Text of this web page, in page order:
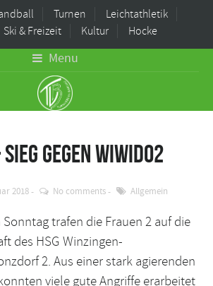
Turnen
Leichtathletik
Ski & Freizeit Kultur Hocke
Menu
gegen WiWiDo2
2018 No comments Allgemein
trafen die Frauen 2 auf die
des HSG Winzingen-
2. Aus einer stark agierenden
viele gute Angriffe erarbeitet